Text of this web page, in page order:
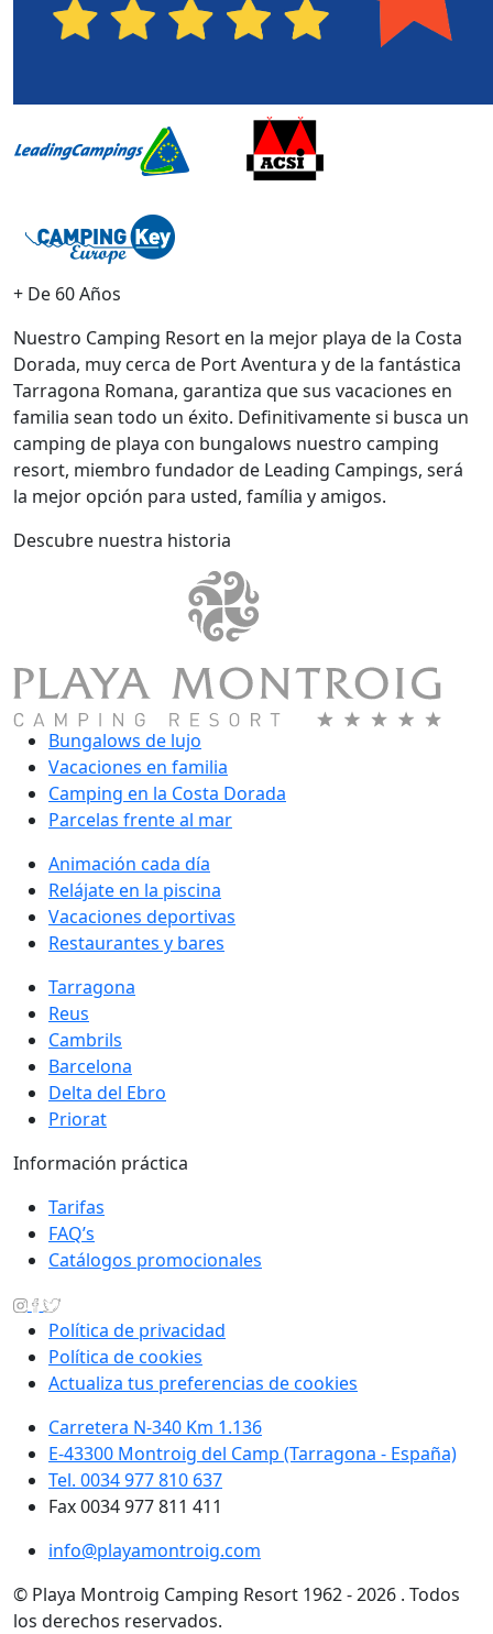
+ De 60 Años
Nuestro Camping Resort en la mejor playa de la Costa
Dorada, muy cerca de Port Aventura y de la fantástica
Tarragona Romana, garantiza que sus vacaciones en
familia sean todo un éxito. Definitivamente si busca un
camping de playa con bungalows nuestro camping
resort, miembro fundador de Leading Campings, será
la mejor opción para usted, família y amigos.
Descubre nuestra historia
Bungalows de lujo
Vacaciones en familia
Camping en la Costa Dorada
Parcelas frente al mar
Animación cada día
Relájate en la piscina
Vacaciones deportivas
Restaurantes y bares
Tarragona
Reus
Cambrils
Barcelona
Delta del Ebro
Priorat
Información práctica
Tarifas
FAQ’s
Catálogos promocionales
Política de privacidad
Política de cookies
Actualiza tus preferencias de cookies
Carretera N-340 Km 1.136
E-43300 Montroig del Camp (Tarragona - España)
Tel. 0034 977 810 637
Fax 0034 977 811 411
info@playamontroig.com
© Playa Montroig Camping Resort 1962 - 2026 . Todos
los derechos reservados.